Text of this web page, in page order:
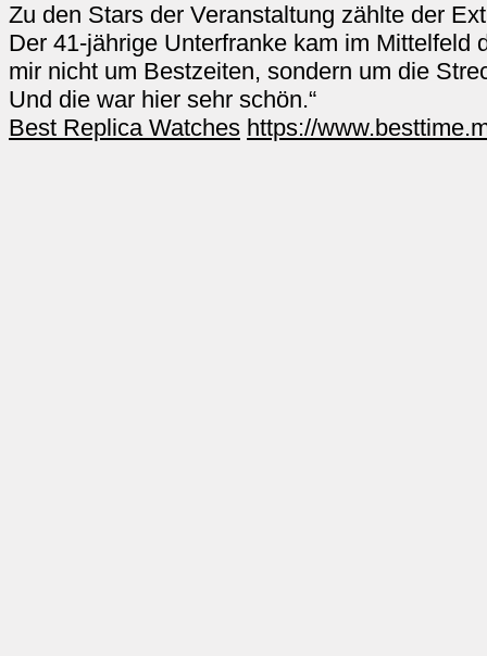
Zu den Stars der Veranstaltung zählte der
Der 41-jährige Unterfranke kam im Mittelfeld
mir nicht um Bestzeiten, sondern um die
Und die war hier sehr schön.“
Best Replica Watches https://